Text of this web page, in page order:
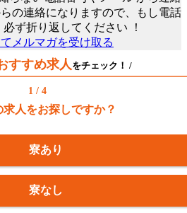
の連絡になりますので、もし電話
必ず折り返してください ！
すすめ求人をチェック！ /
1 / 4
求人をお探しですか？
寮あり
寮なし